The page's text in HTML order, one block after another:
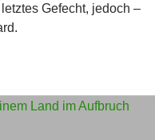
Gefecht, jedoch –